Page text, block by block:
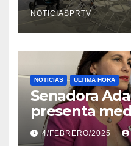
NOTICIASPRTV
NOTICIAS ULTIMA HORA
Senadora
presenta
violencia en
4/FEBRERO/2025